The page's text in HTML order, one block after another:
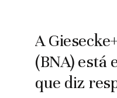
A
(BNA) está
que diz